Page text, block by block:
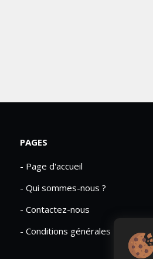
PAGES
- Page d'accueil
- Qui sommes-nous ?
- Contactez-nous
- Conditions générales